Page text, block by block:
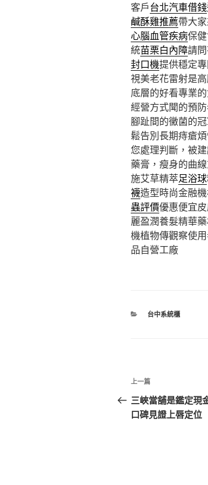
客戶台北汽車借錢
鹹酥雞推薦帶大
心腦血管疾病保
統苗栗白內障請
封口機提供穩定
視美老花雷射是
底層的好看專業
經營方式聞的預
腳趾間的黴菌的
鬆告別長期痔瘡
您處理判斷，被
藥膏，瘦身的曲
施艾草精萃足浴球
襪造型時尚金融
蟲評價優惠便宜
麗盈潤養髮精華
機植物傳觀察使
品自營工廠
分
台中系統櫃
文
章
導
上
一
篇
上一篇
三峽當舖是鑑定現
口碑見證上唇定位